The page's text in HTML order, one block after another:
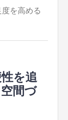
を高める
を追
間づ